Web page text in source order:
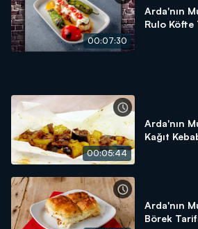
00:07:30
Arda'nın
Rulo Köfte
00:05:44
Arda'nın
Kağıt
Arda'nın
Börek